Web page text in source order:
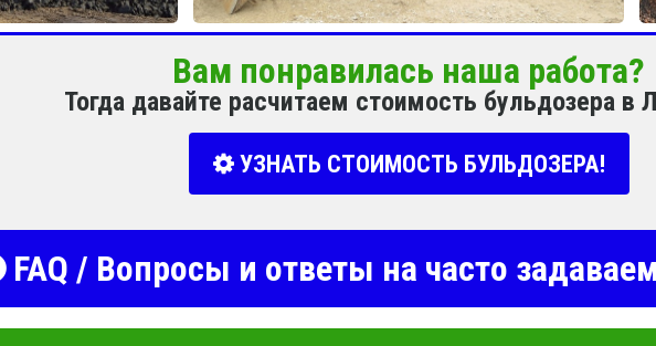
Вам понравилась наша работа?
Тогда давайте расчитаем стоимость бульдозера в
УЗНАТЬ СТОИМОСТЬ БУЛЬДОЗЕРА!
FAQ / Вопросы и ответы на часто